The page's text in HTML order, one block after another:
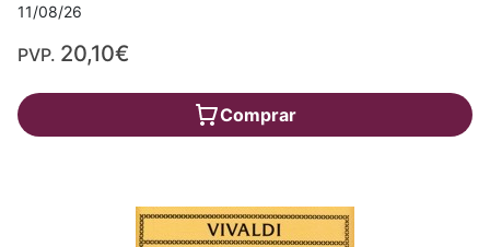
11/08/26
PVP. 20,10€
Comprar